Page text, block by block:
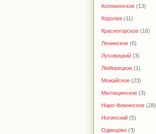
Коломенское (13)
Королев (11)
Красногорское (16)
Ленинское (6)
Луховицкий (3)
Люберецкое (1)
Можайское (23)
Мытищинское (3)
Наро-Фоминское (28)
Ногинский (5)
Одинцово (3)